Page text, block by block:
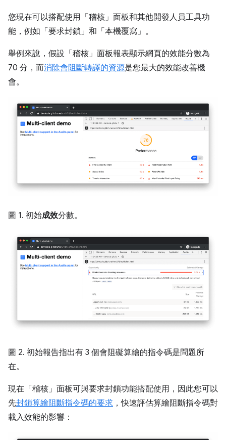
您現在可以搭配使用「稽核」 面板和其他開發人員工具功
能，例如「要求封鎖」 和「本機覆寫」 。
舉例來說，假設「稽核」 面板報表顯示網頁的效能分數為
70 分，而消除會阻斷轉譯的資源是您最大的效能改善機
會。
圖 1. 初始成效分數。
圖 2. 初始報告指出有 3 個會阻礙算繪的指令碼是問題所
在。
現在「稽核」 面板可與要求封鎖功能搭配使用，因此您可以
先封鎖算繪阻斷指令碼的要求 ，快速評估算繪阻斷指令碼對
載入效能的影響：